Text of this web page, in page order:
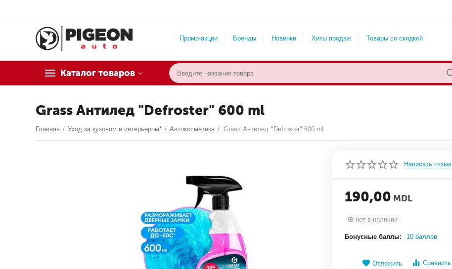
Промо-акции Бренды Новинки Хиты продаж Товары со скидкой
Каталог товаров
Grass Антилед "Defroster" 600 ml
Главная / Уход за кузовом и интерьером* / Автокосметика / Grass Антилед "Defroster" 600 ml
Написать отзыв
190,00 MDL
нет в наличии
Бонусные баллы: 10 баллов
Отложить Сравнить